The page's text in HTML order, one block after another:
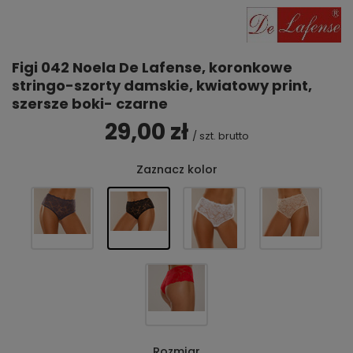
Figi 042 Noela De Lafense, koronkowe
stringo-szorty damskie, kwiatowy print,
szersze boki- czarne
29,00 zł / szt. brutto
Zaznacz kolor